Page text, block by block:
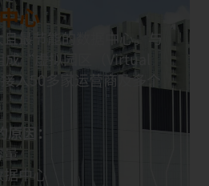
心
最 节 能的 据中心。 与
成“ 虚 拟园区
（Virtual
入50多家
运营商及多 个
原因：
量
据中心